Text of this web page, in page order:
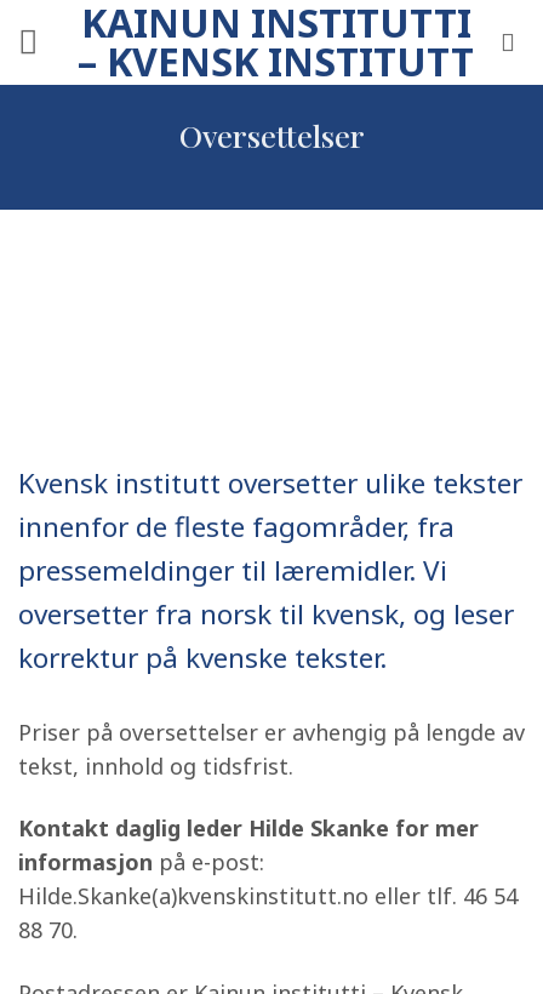
to
content
KAINUN INSTITUTTI
– KVENSK INSTITUTT
Oversettelser
Kvensk institutt oversetter ulike tekster
innenfor de fleste fagområder, fra
pressemeldinger til læremidler. Vi
oversetter fra norsk til kvensk, og leser
korrektur på kvenske tekster.
Priser på oversettelser er avhengig på lengde av
tekst, innhold og tidsfrist.
Kontakt daglig leder Hilde Skanke for mer
informasjon på e-post:
Hilde.Skanke(a)kvenskinstitutt.no eller tlf. 46 54
88 70.